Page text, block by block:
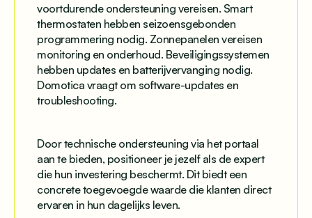
voortdurende ondersteuning vereisen. Smart
thermostaten hebben seizoensgebonden
programmering nodig. Zonnepanelen vereisen
monitoring en onderhoud. Beveiligingssystemen
hebben updates en batterijvervanging nodig.
Domotica vraagt om software-updates en
troubleshooting.
Door technische ondersteuning via het portaal
aan te bieden, positioneer je jezelf als de expert
die hun investering beschermt. Dit biedt een
concrete toegevoegde waarde die klanten direct
ervaren in hun dagelijks leven.